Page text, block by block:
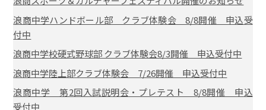
浪商中学ハンドボール部 クラブ体験会 8/8開催 申込受
付中
浪商中学校硬式野球部 クラブ体験会8/3開催 申込受付中
浪商中学陸上部クラブ体験会 7/26開催 申込受付中
浪商中学 第2回入試説明会・プレテスト 8/8開催 申込
受付中